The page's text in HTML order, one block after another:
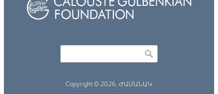
Copyright © 2026, ԺԱՄԱՆԱԿ